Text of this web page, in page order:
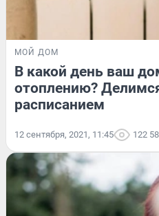
МОЙ ДОМ
В какой день ваш
отоплению?
расписанием
12 сентября, 2021, 11:45 122